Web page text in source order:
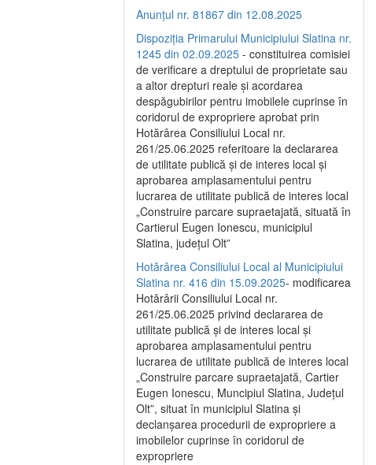
Anunțul nr. 81867 din 12.08.2025
Dispoziția Primarului Municipiului Slatina nr.
1245 din 02.09.2025 - constituirea comisiei
de verificare a dreptului de proprietate sau
a altor drepturi reale și acordarea
despăgubirilor pentru imobilele cuprinse în
coridorul de expropriere aprobat prin
Hotărârea Consiliului Local nr.
261/25.06.2025 referitoare la declararea
de utilitate publică și de interes local și
aprobarea amplasamentului pentru
lucrarea de utilitate publică de interes local
„Construire parcare supraetajată, situată în
Cartierul Eugen Ionescu, municipiul
Slatina, județul Olt”
Hotărârea Consiliului Local al Municipiului
Slatina nr. 416 din 15.09.2025- modificarea
Hotărârii Consiliului Local nr.
261/25.06.2025 privind declararea de
utilitate publică și de interes local și
aprobarea amplasamentului pentru
lucrarea de utilitate publică de interes local
„Construire parcare supraetajată, Cartier
Eugen Ionescu, Muncipiul Slatina, Județul
Olt”, situat în municipiul Slatina și
declanșarea procedurii de expropriere a
imobilelor cuprinse în coridorul de
expropriere